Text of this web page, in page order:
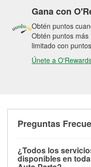
Gana con
Obtén puntos
Obtén puntos
limitado con
Únete a
Preguntas
¿Todos los
disponibles en